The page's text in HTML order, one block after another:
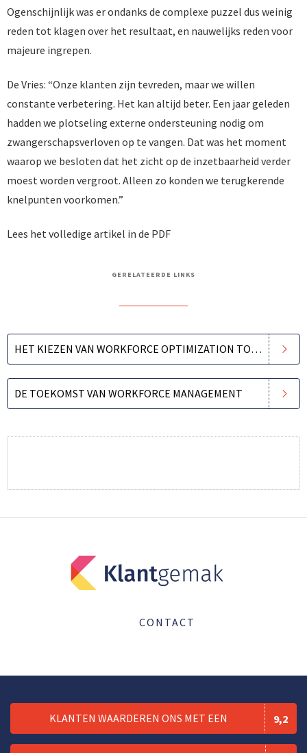
Ogenschijnlijk was er ondanks de complexe puzzel dus weinig
reden tot klagen over het resultaat, en nauwelijks reden voor
majeure ingrepen.
De Vries: “Onze klanten zijn tevreden, maar we willen
constante verbetering. Het kan altijd beter. Een jaar geleden
hadden we plotseling externe ondersteuning nodig om
zwangerschapsverloven op te vangen. Dat was het moment
waarop we besloten dat het zicht op de inzetbaarheid verder
moest worden vergroot. Alleen zo konden we terugkerende
knelpunten voorkomen.”
Lees het volledige artikel in de PDF
GERELATEERDE LINKS
HET KIEZEN VAN WORKFORCE OPTIMIZATION TOOLS
DE TOEKOMST VAN WORKFORCE MANAGEMENT
CONTACT
KLANTEN WAARDEREN ONS MET EEN 9,2